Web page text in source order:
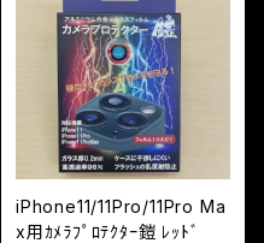
iPhone11/11Pro/11Pro Ma
x用ｶﾒﾗﾌﾟﾛﾃｸﾀｰ鎧 ﾚｯﾄﾞ